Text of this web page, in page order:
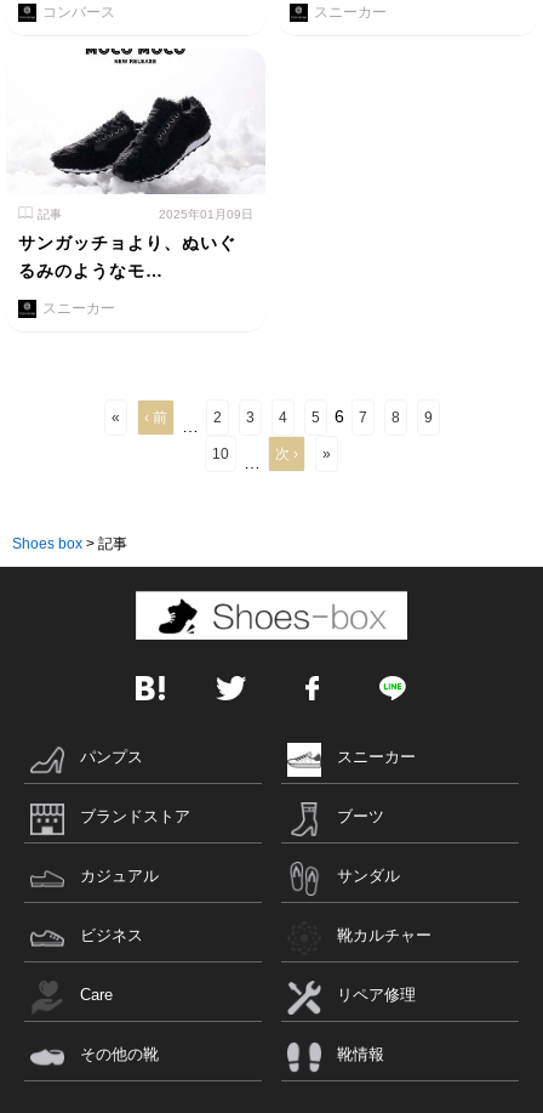
コンバース スニーカー
記事 2025年01月09日
サンガッチョより、ぬいぐ
るみのようなモ…
スニーカー
« ‹ 前 2 3 4 5 6 7 8 9
10 次 › »
Shoes box > 記事
パンプス スニーカー
ブランドストア ブーツ
カジュアル サンダル
ビジネス 靴カルチャー
Care リペア修理
その他の靴 靴情報